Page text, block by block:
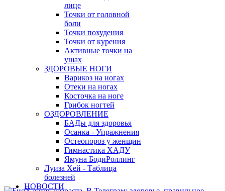
лице
Точки от головной
боли
Точки похудения
Точки от курения
Активные точки на
ушах
ЗДОРОВЫЕ НОГИ
Варикоз на ногах
Отеки на ногах
Косточка на ноге
Грибок ногтей
ОЗДОРОВЛЕНИЕ
БАДы для здоровья
Осанка - Упражнения
Остеопороз у женщин
Гимнастика ХАДУ
Ямуна БодиРоллинг
Луиза Хей - Таблица
болезней
НОВОСТИ